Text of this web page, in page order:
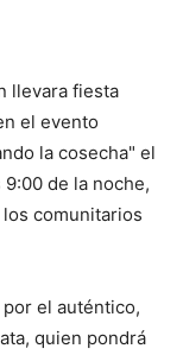
llevara fiesta
el evento
la cosecha" el
de la noche,
comunitarios
el auténtico,
quien pondrá